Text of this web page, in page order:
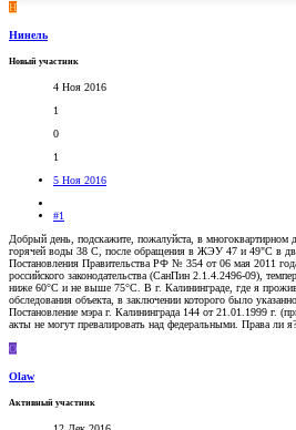
Н
Нинель
Новый участник
4 Ноя 2016
1
0
1
5 Ноя 2016
#1
Добрый день, подскажите, пожалуйста, в многоквартирном
горячей воды 38 С, после обращения в ЖЭУ 47 и 49"С в
Постановления Правительства РФ № 354 от 06 мая 2011
российского законодательства (СанПин 2.1.4.2496-09),
ниже 60°С и не выше 75°С. В г. Калининграде, где я
обследования объекта, в заключении которого было
Постановление мэра г. Калининграда 144 от 21.01.1999 г.
акты не могут превалировать над федеральными. Права ли я?
O
Olaw
Активный участник